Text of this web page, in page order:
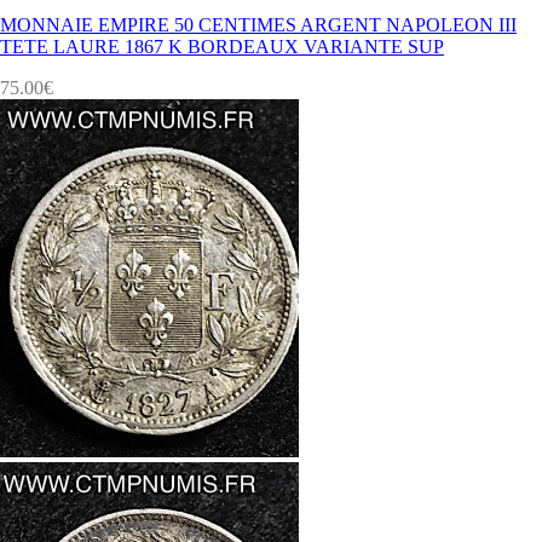
MONNAIE EMPIRE 50 CENTIMES ARGENT NAPOLEON III
TETE LAURE 1867 K BORDEAUX VARIANTE SUP
75.00€